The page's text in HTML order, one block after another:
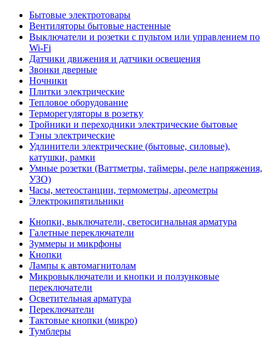
Бытовые электротовары
Вентиляторы бытовые настенные
Выключатели и розетки с пультом или управлением по
Wi-Fi
Датчики движения и датчики освещения
Звонки дверные
Ночники
Плитки электрические
Тепловое оборудование
Терморегуляторы в розетку
Тройники и переходники электрические бытовые
Тэны электрические
Удлинители электрические (бытовые, силовые),
катушки, рамки
Умные розетки (Ваттметры, таймеры, реле напряжения,
УЗО)
Часы, метеостанции, термометры, ареометры
Электрокипятильники
Кнопки, выключатели, светосигнальная арматура
Галетные переключатели
Зуммеры и микрфоны
Кнопки
Лампы к автомагнитолам
Микровыключатели и кнопки и ползунковые
переключатели
Осветительная арматура
Переключатели
Тактовые кнопки (микро)
Тумблеры